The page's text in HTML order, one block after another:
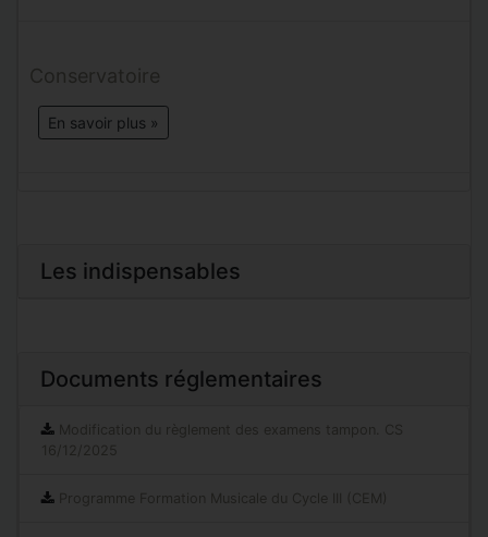
Conservatoire
En savoir plus »
Les indispensables
Documents réglementaires
Modification du règlement des examens tampon. CS
16/12/2025
Programme Formation Musicale du Cycle III (CEM)